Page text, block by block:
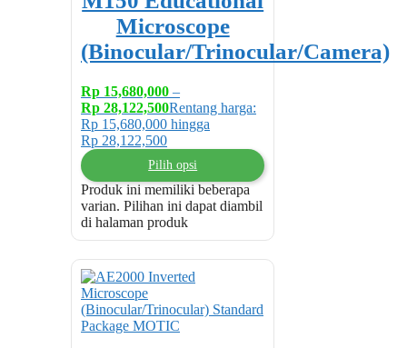
Microscope
(Binocular/Trinocular/Camera)
Rp 15,680,000 –
Rp 28,122,500Rentang harga:
Rp 15,680,000 hingga
Rp 28,122,500
Pilih opsi
Produk ini memiliki beberapa
varian. Pilihan ini dapat diambil
di halaman produk